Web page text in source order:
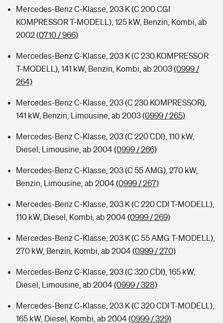
Mercedes-Benz C-Klasse, 203 K (C 200 CGI
KOMPRESSOR T-MODELL), 125 kW, Benzin, Kombi, ab
2002(0710 / 966)
Mercedes-Benz C-Klasse, 203 K (C 230 KOMPRESSOR
T-MODELL), 141 kW, Benzin, Kombi, ab 2003(0999 /
264)
Mercedes-Benz C-Klasse, 203 (C 230 KOMPRESSOR),
141 kW, Benzin, Limousine, ab 2003(0999 / 265)
Mercedes-Benz C-Klasse, 203 (C 220 CDI), 110 kW,
Diesel, Limousine, ab 2004(0999 / 266)
Mercedes-Benz C-Klasse, 203 (C 55 AMG), 270 kW,
Benzin, Limousine, ab 2004(0999 / 267)
Mercedes-Benz C-Klasse, 203 K (C 220 CDI T-MODELL),
110 kW, Diesel, Kombi, ab 2004(0999 / 269)
Mercedes-Benz C-Klasse, 203 K (C 55 AMG T-MODELL),
270 kW, Benzin, Kombi, ab 2004(0999 / 270)
Mercedes-Benz C-Klasse, 203 (C 320 CDI), 165 kW,
Diesel, Limousine, ab 2004(0999 / 328)
Mercedes-Benz C-Klasse, 203 K (C 320 CDI T-MODELL),
165 kW, Diesel, Kombi, ab 2004(0999 / 329)